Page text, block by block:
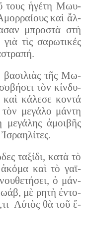
τους ἡ­γέ­τη Μω­υ­
καὶ ἄλ­
μπρο­στὰ στὴ
τὶς σα­ρω­τι­κές
βα­σι­λιὰς τῆς Μω­
τὸν κίν­δυ­
καὶ κά­λε­σε κον­τά
με­γά­λο μάν­τη
ἀ­μοι­βῆς
τα­ξί­δι, κα­τὰ τὸ
καὶ τὸ γα­ϊ­
ὁ μάν­
μὲ ρη­τὴ ἐν­το­
Αὐ­τὸς θὰ τοῦ ἔ­